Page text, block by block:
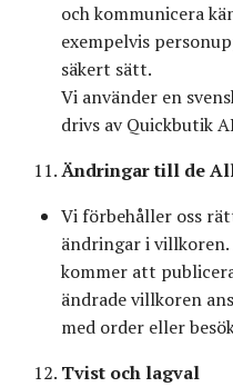
och kommunicera
exempelvis
säkert sätt.
Vi använder en
drivs av Quickbutik
Ändringar till de
Vi förbehåller oss
ändringar i
kommer att
ändrade villkoren
med order eller
Tvist och lagval